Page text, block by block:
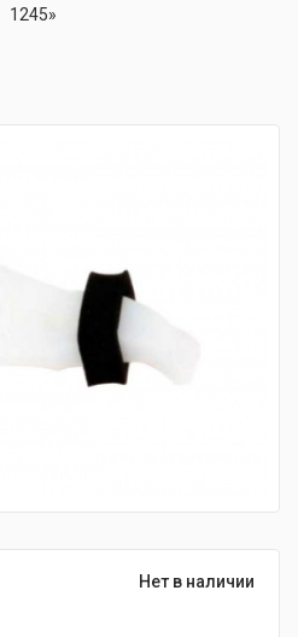
1245»
Нет в наличии